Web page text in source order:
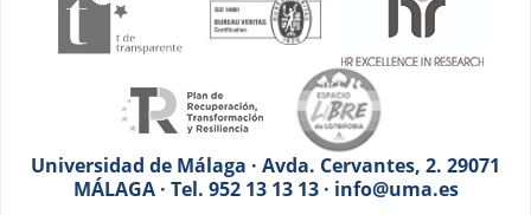
Universidad de Málaga · Avda. Cervantes, 2. 29071
MÁLAGA · Tel. 952 13 13 13 · info@uma.es